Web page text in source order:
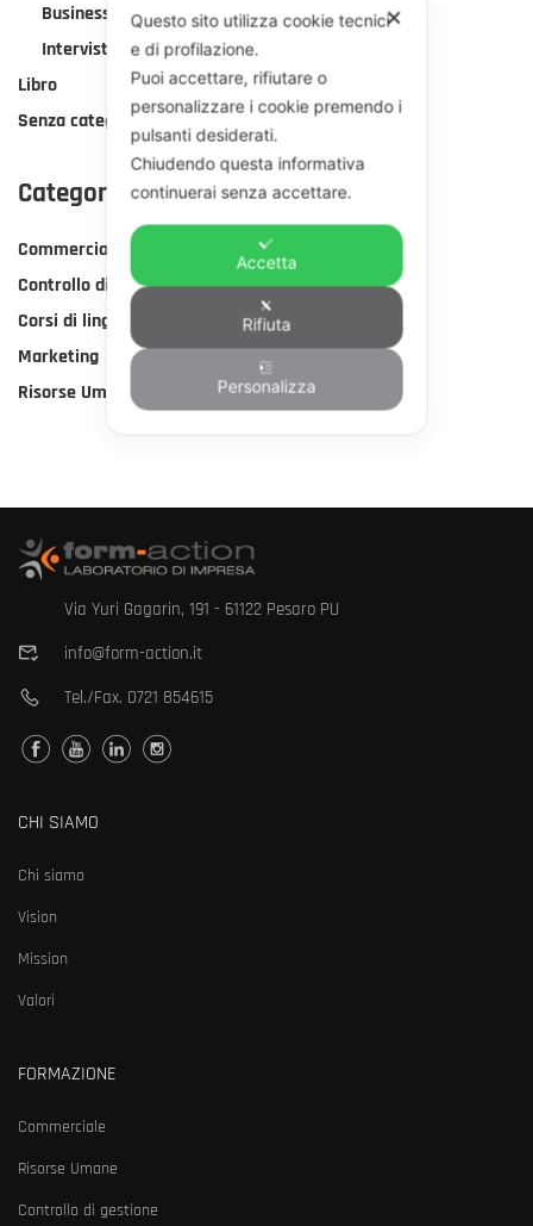
Business
Interviste
Libro
Senza categoria
Categorie Corsi
Commerciale
Controllo di gestione
Corsi di lingua
Marketing
Risorse Umane
Via Yuri Gagarin, 191 - 61122 Pesaro PU
info@form-action.it
Tel./Fax. 0721 854615
CHI SIAMO
Chi siamo
Vision
Mission
Valori
FORMAZIONE
Commerciale
Risorse Umane
Controllo di gestione
✕
Questo sito utilizza cookie tecnici
e di profilazione.
Puoi accettare, rifiutare o
personalizzare i cookie premendo i
pulsanti desiderati.
Chiudendo questa informativa
continuerai senza accettare.
Accetta
Rifiuta
Personalizza